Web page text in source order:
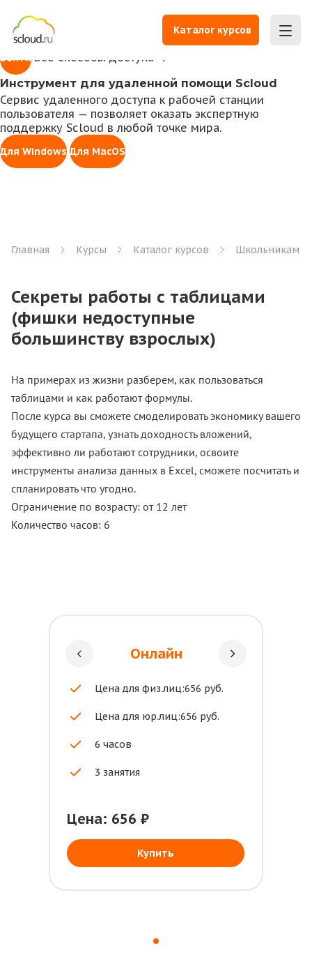
Доступ к личному кабинету для работы с 1С,
управления правами, оплаты счетов и заказа услуг
Войти Все способы доступа
Инструмент для удаленной помощи Scloud
Сервис удаленного доступа к рабочей станции
пользователя — позволяет оказать экспертную
поддержку Scloud в любой точке мира.
Для Windows Для MacOS
Каталог курсов
Главная Курсы Каталог курсов Школьникам
Секреты работы с таблицами
(фишки недоступные
большинству взрослых)
На примерах из жизни разберем, как пользоваться
таблицами и как работают формулы.
После курса вы сможете смоделировать экономику вашего
будущего стартапа, узнать доходность вложений,
эффективно ли работают сотрудники, освоите
инструменты анализа данных в Excel, сможете посчитать и
спланировать что угодно.
Ограничение по возрасту: от 12 лет
Количество часов: 6
Онлайн
Цена для физ.лиц:656 руб.
Цена для юр.лиц:656 руб.
6 часов
3 занятия
Цена: 656 ₽
Купить